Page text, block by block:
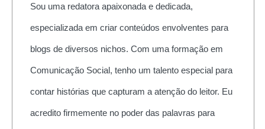
Sou uma redatora apaixonada e dedicada,
especializada em criar conteúdos envolventes para
blogs de diversos nichos. Com uma formação em
Comunicação Social, tenho um talento especial para
contar histórias que capturam a atenção do leitor. Eu
acredito firmemente no poder das palavras para